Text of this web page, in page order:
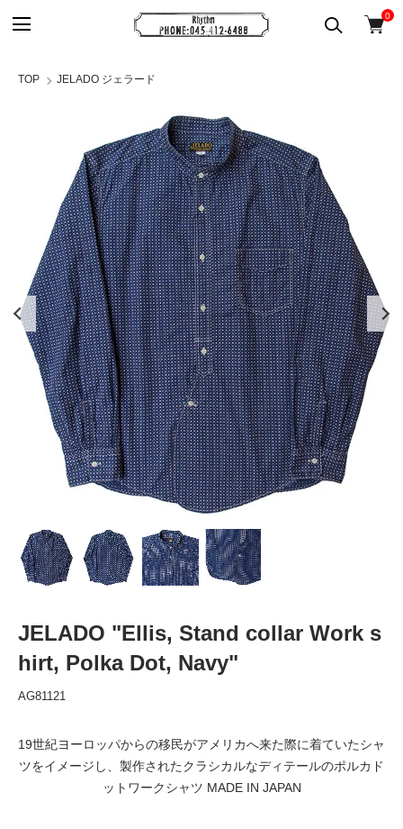
0
TOP JELADO ジェラード
JELADO "Ellis, Stand collar Work s
hirt, Polka Dot, Navy"
AG81121
19世紀ヨーロッパからの移民がアメリカへ来た際に着ていたシャ
ツをイメージし、製作されたクラシカルなディテールのポルカド
ットワークシャツ MADE IN JAPAN